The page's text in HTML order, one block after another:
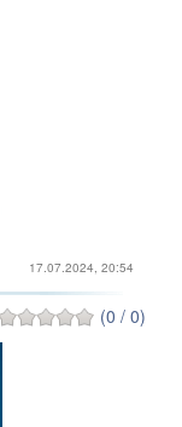
17.07.2024, 20:54
(0 / 0)